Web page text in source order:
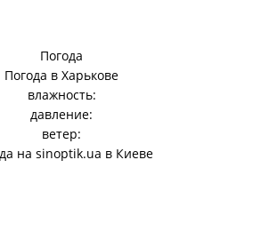
Погода
Погода в Харькове
влажность:
давление:
ветер:
на sinoptik.ua в Киеве